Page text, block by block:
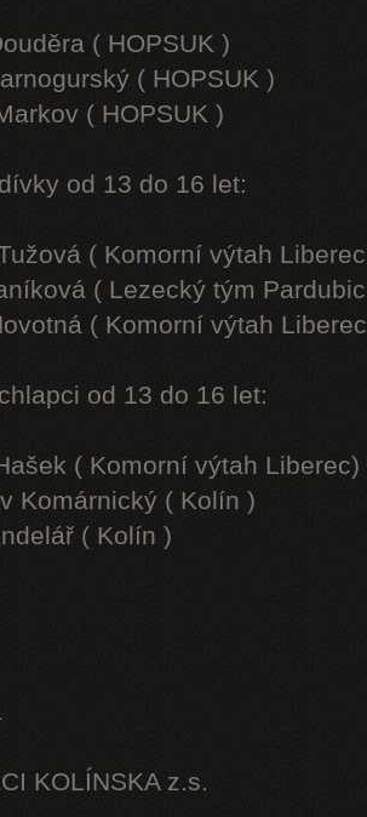
( HOPSUK )
( HOPSUK )
( HOPSUK )
od 13 do 16 let:
( Komorní výtah
( Lezecký tým
( Komorní výtah
od 13 do 16 let:
( Komorní výtah Liberec)
Komárnický ( Kolín )
( Kolín )
KOLÍNSKA z.s.